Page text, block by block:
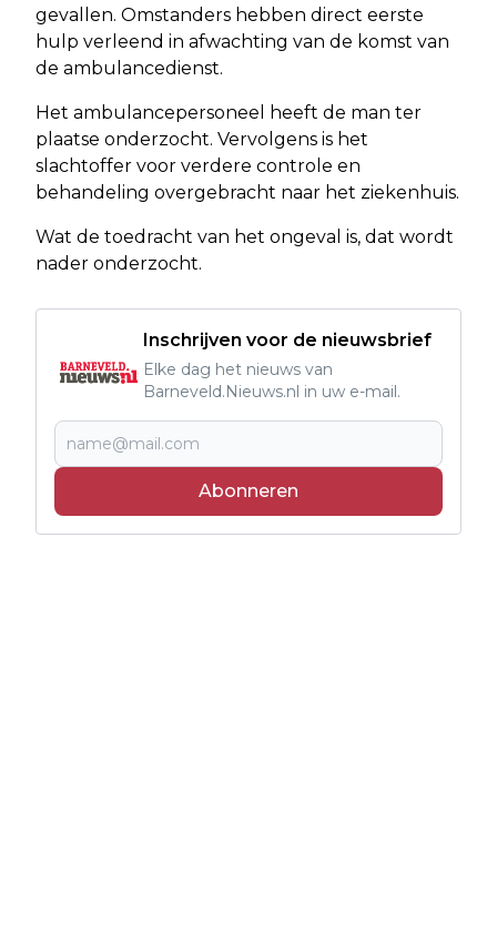
gevallen. Omstanders hebben direct eerste
hulp verleend in afwachting van de komst van
de ambulancedienst.
Het ambulancepersoneel heeft de man ter
plaatse onderzocht. Vervolgens is het
slachtoffer voor verdere controle en
behandeling overgebracht naar het ziekenhuis.
Wat de toedracht van het ongeval is, dat wordt
nader onderzocht.
Inschrijven voor de nieuwsbrief
Elke dag het nieuws van
Barneveld.Nieuws.nl in uw e-mail.
Abonneren